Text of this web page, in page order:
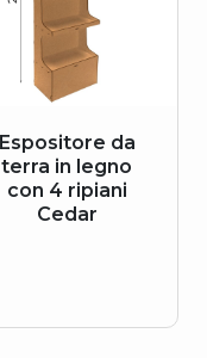
Espositore da
terra in legno
con 4 ripiani
Cedar